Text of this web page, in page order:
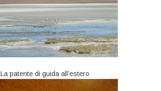
La patente di guida all’estero